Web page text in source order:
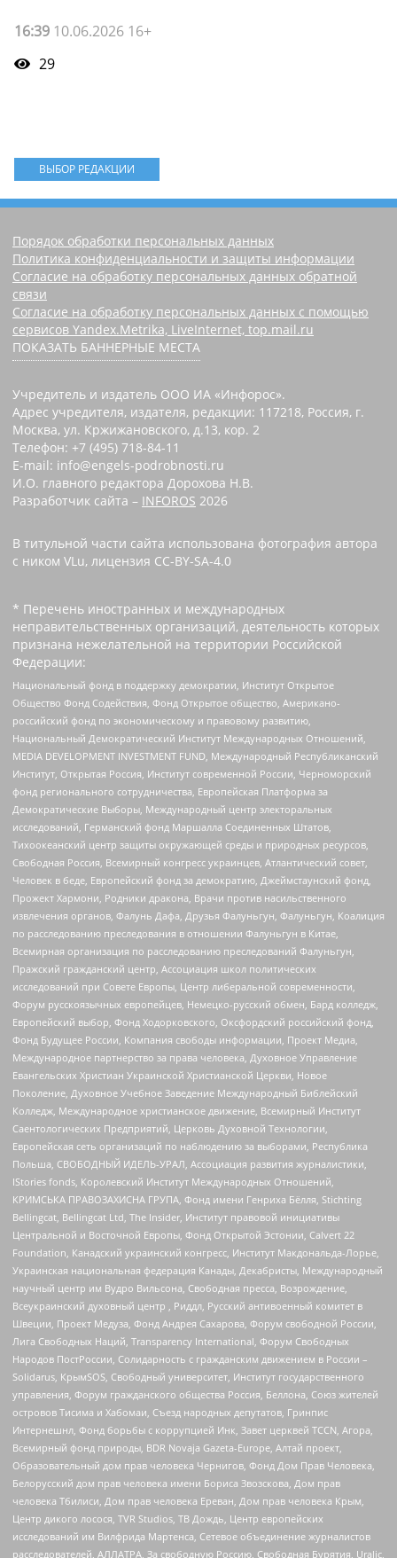
16:39 10.06.2026 16+
29
ВЫБОР РЕДАКЦИИ
Порядок обработки персональных данных
Политика конфиденциальности и защиты информации
Согласие на обработку персональных данных обратной
связи
Согласие на обработку персональных данных с помощью
сервисов Yandex.Metrika, LiveInternet, top.mail.ru
ПОКАЗАТЬ БАННЕРНЫЕ МЕСТА
Учредитель и издатель ООО ИА «Инфорос».
Адрес учредителя, издателя, редакции: 117218, Россия, г.
Москва, ул. Кржижановского, д.13, кор. 2
Телефон: +7 (495) 718-84-11
E-mail: info@engels-podrobnosti.ru
И.О. главного редактора Дорохова Н.В.
Разработчик сайта – INFOROS 2026
В титульной части сайта использована фотография автора
с ником VLu, лицензия CC-BY-SA-4.0
* Перечень иностранных и международных
неправительственных организаций, деятельность которых
признана нежелательной на территории Российской
Федерации:
Национальный фонд в поддержку демократии, Институт Открытое
Общество Фонд Содействия, Фонд Открытое общество, Американо-
российский фонд по экономическому и правовому развитию,
Национальный Демократический Институт Международных Отношений,
MEDIA DEVELOPMENT INVESTMENT FUND, Международный Республиканский
Институт, Открытая Россия, Институт современной России, Черноморский
фонд регионального сотрудничества, Европейская Платформа за
Демократические Выборы, Международный центр электоральных
исследований, Германский фонд Маршалла Соединенных Штатов,
Тихоокеанский центр защиты окружающей среды и природных ресурсов,
Свободная Россия, Всемирный конгресс украинцев, Атлантический совет,
Человек в беде, Европейский фонд за демократию, Джеймстаунский фонд,
Прожект Хармони, Родники дракона, Врачи против насильственного
извлечения органов, Фалунь Дафа, Друзья Фалуньгун, Фалуньгун, Коалиция
по расследованию преследования в отношении Фалуньгун в Китае,
Всемирная организация по расследованию преследований Фалуньгун,
Пражский гражданский центр, Ассоциация школ политических
исследований при Совете Европы, Центр либеральной современности,
Форум русскоязычных европейцев, Немецко-русский обмен, Бард колледж,
Европейский выбор, Фонд Ходорковского, Оксфордский российский фонд,
Фонд Будущее России, Компания свободы информации, Проект Медиа,
Международное партнерство за права человека, Духовное Управление
Евангельских Христиан Украинской Христианской Церкви, Новое
Поколение, Духовное Учебное Заведение Международный Библейский
Колледж, Международное христианское движение, Всемирный Институт
Саентологических Предприятий, Церковь Духовной Технологии,
Европейская сеть организаций по наблюдению за выборами, Республика
Польша, СВОБОДНЫЙ ИДЕЛЬ-УРАЛ, Ассоциация развития журналистики,
IStories fonds, Королевский Институт Международных Отношений,
КРИМСЬКА ПРАВОЗАХИСНА ГРУПА, Фонд имени Генриха Бёлля, Stichting
Bellingcat, Bellingcat Ltd, The Insider, Институт правовой инициативы
Центральной и Восточной Европы, Фонд Открытой Эстонии, Calvert 22
Foundation, Канадский украинский конгресс, Институт Макдональда-Лорье,
Украинская национальная федерация Канады, Декабристы, Международный
научный центр им Вудро Вильсона, Свободная пресса, Возрождение,
Всеукраинский духовный центр , Риддл, Русский антивоенный комитет в
Швеции, Проект Медуза, Фонд Андрея Сахарова, Форум свободной России,
Лига Свободных Наций, Transparеncy International, Форум Свободных
Народов ПостРоссии, Солидарность с гражданским движением в России –
Solidarus, КрымSOS, Свободный университет, Институт государственного
управления, Форум гражданского общества Россия, Беллона, Союз жителей
островов Тисима и Хабомаи, Съезд народных депутатов, Гринпис
Интернешнл, Фонд борьбы с коррупцией Инк, Завет церквей TCCN, Агора,
Всемирный фонд природы, BDR Novaja Gazeta-Europe, Алтай проект,
Образовательный дом прав человека Чернигов, Фонд Дом Прав Человека,
Белорусский дом прав человека имени Бориса Звозскова, Дом прав
человека Тбилиси, Дом прав человека Ереван, Дом прав человека Крым,
Центр дикого лосося, TVR Studios, ТВ Дождь, Центр европейских
исследований им Вилфрида Мартенса, Сетевое объединение журналистов
расследователей, АЛЛАТРА, За свободную Россию, Свободная Бурятия, Uralic,